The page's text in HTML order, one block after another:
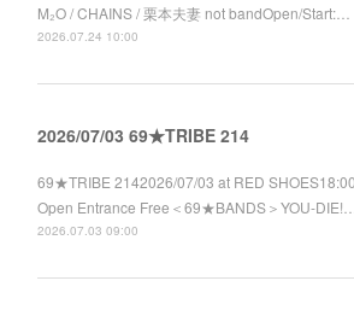
M₂O / CHAINS / 栗本夫妻 not bandOpen/Start:…
2026.07.24 10:00
2026/07/03 69★TRIBE 214
69★TRIBE 2142026/07/03 at RED SHOES18:00
Open Entrance Free＜69★BANDS＞YOU-DIE!…
2026.07.03 09:00